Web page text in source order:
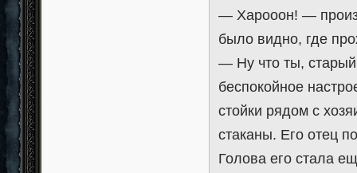
— Харооон! —
было видно, где
— Ну что ты,
беспокойное
стойки рядом с
стаканы. Его отец
Голова его стала